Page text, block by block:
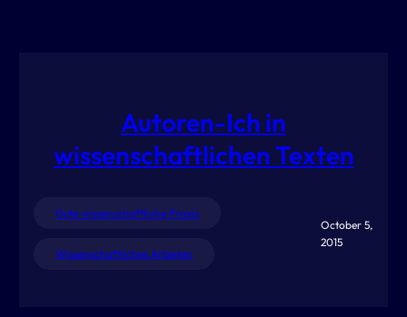
Autoren-Ich in
wissenschaftlichen Texten
Gute wissenschaftliche Praxis
Wissenschaftliches Arbeiten
October 5,
2015